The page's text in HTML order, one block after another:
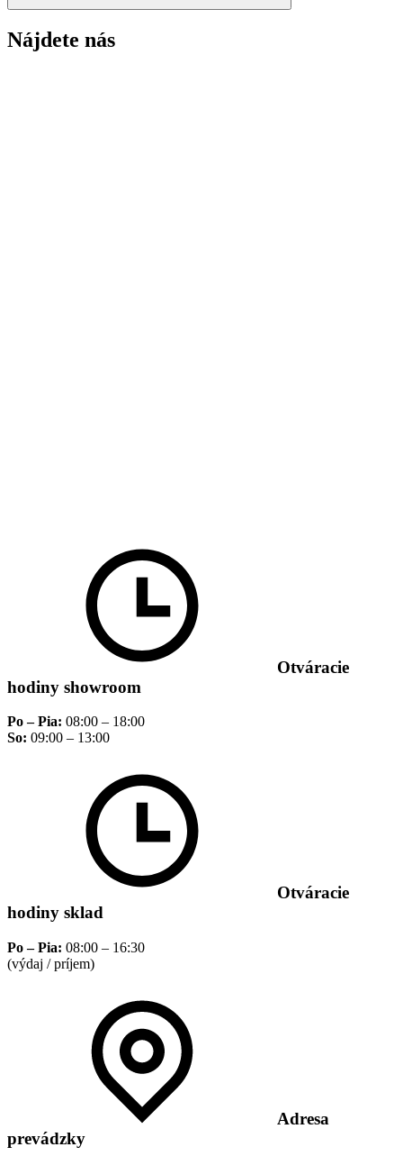
Nájdete nás
Otváracie
hodiny showroom
Po – Pia: 08:00 – 18:00
So: 09:00 – 13:00
Otváracie
hodiny sklad
Po – Pia: 08:00 – 16:30
(výdaj / príjem)
Adresa
prevádzky